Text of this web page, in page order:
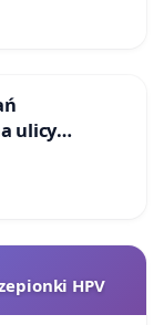
ulicy
HPV